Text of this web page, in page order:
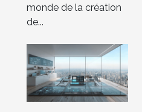
monde de la création
de...